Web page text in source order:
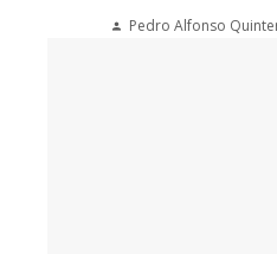
Pedro Alfonso